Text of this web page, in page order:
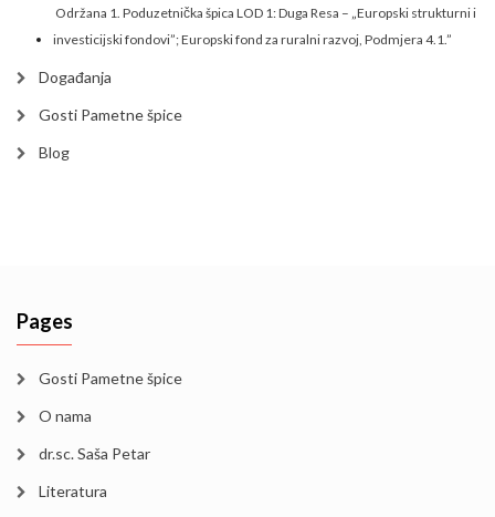
Održana 1. Poduzetnička špica LOD 1: Duga Resa – „Europski strukturni i
investicijski fondovi”; Europski fond za ruralni razvoj, Podmjera 4.1.”
Događanja
Gosti Pametne špice
Blog
Pages
Gosti Pametne špice
O nama
dr.sc. Saša Petar
Literatura